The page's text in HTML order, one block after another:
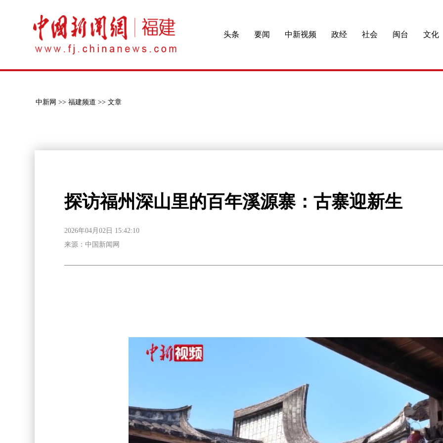
头条 要闻 中新视频 政经 社会 闽台 文化
中新网 >> 福建频道 >> 文章
探访福州深山里的百年溪源寨：古寨迎新生
2026年04月02日 15:42:10
来源：中国新闻网